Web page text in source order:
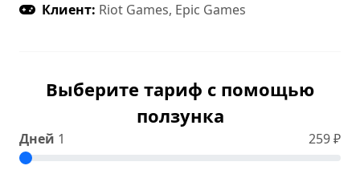
Клиент: Riot Games, Epic Games
Выберите тариф с помощью
ползунка
Дней 1 259₽